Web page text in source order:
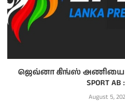
ஜெவ்னா கிங்ஸ் அணியை
SPORT AB
August 5,